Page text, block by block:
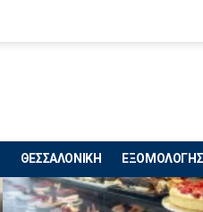
ΘΕΣΣΑΛΟΝΙΚΗ